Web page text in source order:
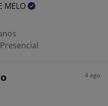
MELO
Presencial
4 ago